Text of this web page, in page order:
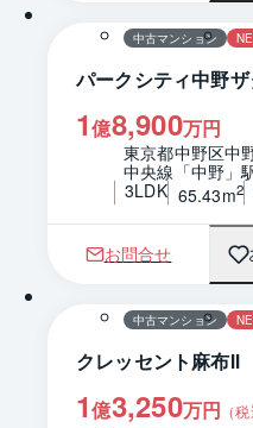
中古マンション
パークシティ中野
1億8,900万円
東京都中野区中
中央線「中野」
3LDK 65.43m2
お問合せ
中古マンション
クレッセント麻布Ⅱ
1億3,250万円 （